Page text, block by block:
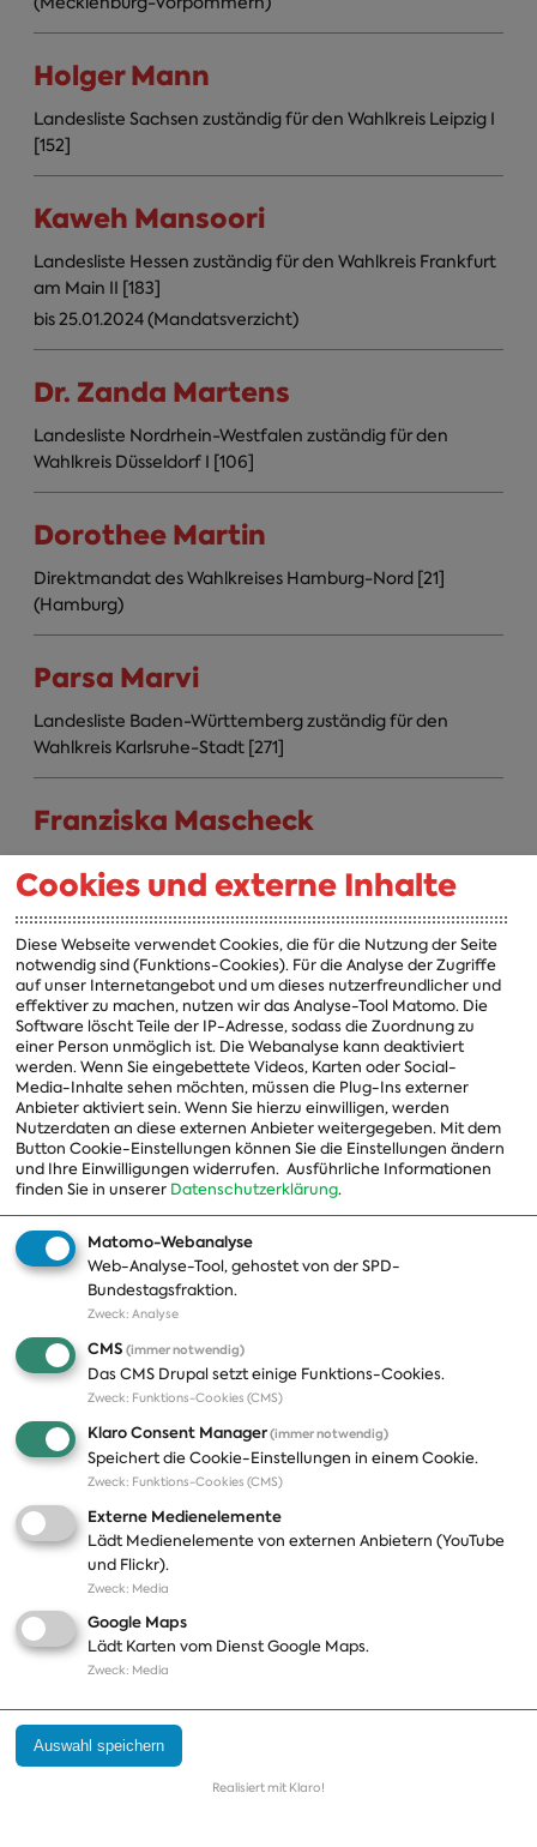
Holger Mann
Landesliste Sachsen zuständig für den Wahlkreis Leipzig I
[152]
Kaweh Mansoori
Landesliste Hessen zuständig für den Wahlkreis Frankfurt
am Main II [183]
bis 25.01.2024 (Mandatsverzicht)
Dr. Zanda Martens
Landesliste Nordrhein-Westfalen zuständig für den
Wahlkreis Düsseldorf I [106]
Dorothee Martin
Direktmandat des Wahlkreises Hamburg-Nord [21]
(Hamburg)
Parsa Marvi
Landesliste Baden-Württemberg zuständig für den
Wahlkreis Karlsruhe-Stadt [271]
Franziska Mascheck
Land [154]
Katja Mast
Landesliste Baden-Württemberg zuständig für den
Wahlkreis Pforzheim [279]
Andreas Mehltretter
Landesliste Bayern zuständig für den Wahlkreis Freising
[214]
Takis Mehmet Ali
Landesliste Baden-Württemberg zuständig für den
Wahlkreis Lörrach - Müllheim [282]
bis 31.12.2024 (Mandatsverzicht)
Dirk-Ulrich Mende
Landesliste Niedersachsen zuständig für den Wahlkreis
Celle - Uelzen [44]
ab 25.01.2023
Robin Mesarosch
Landesliste Baden-Württemberg zuständig für den
Wahlkreis Zollernalb - Sigmaringen [295]
Kathrin Michel
Landesliste Sachsen zuständig für den Wahlkreis Bautzen
Cookies und externe Inhalte
Diese Webseite verwendet Cookies, die für die Nutzung der Seite
notwendig sind (Funktions-Cookies). Für die Analyse der Zugriffe
auf unser Internetangebot und um dieses nutzerfreundlicher und
effektiver zu machen, nutzen wir das Analyse-Tool Matomo. Die
Software löscht Teile der IP-Adresse, sodass die Zuordnung zu
einer Person unmöglich ist. Die Webanalyse kann deaktiviert
werden. Wenn Sie eingebettete Videos, Karten oder Social-
Media-Inhalte sehen möchten, müssen die Plug-Ins externer
Anbieter aktiviert sein. Wenn Sie hierzu einwilligen, werden
Nutzerdaten an diese externen Anbieter weitergegeben. Mit dem
Button Cookie-Einstellungen können Sie die Einstellungen ändern
und Ihre Einwilligungen widerrufen. Ausführliche Informationen
finden Sie in unserer Datenschutzerklärung.
Matomo-Webanalyse
Web-Analyse-Tool, gehostet von der SPD-
Bundestagsfraktion.
Zweck: Analyse
CMS (immer notwendig)
Das CMS Drupal setzt einige Funktions-Cookies.
Zweck: Funktions-Cookies (CMS)
Klaro Consent Manager(immer notwendig)
Speichert die Cookie-Einstellungen in einem Cookie.
Zweck: Funktions-Cookies (CMS)
Externe Medienelemente
Lädt Medienelemente von externen Anbietern (YouTube
und Flickr).
Zweck: Media
Google Maps
Lädt Karten vom Dienst Google Maps.
Zweck: Media
Auswahl speichern
Realisiert mit Klaro!